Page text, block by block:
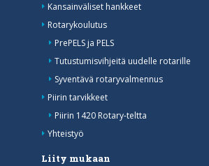
Kansainväliset hankkeet
Rotarykoulutus
PrePELS ja PELS
Tutustumisvihjeitä uudelle rotarille
Syventävä rotaryvalmennus
Piirin tarvikkeet
Piirin 1420 Rotary-teltta
Yhteistyö
Liity mukaan